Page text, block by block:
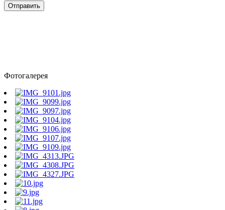
Отправить
Фотогалерея